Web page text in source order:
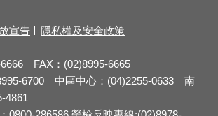
宣告 隱私權及安全政策
FAX：(02)8995-6665
6700 中區中心：(04)2255-0633 南
4861